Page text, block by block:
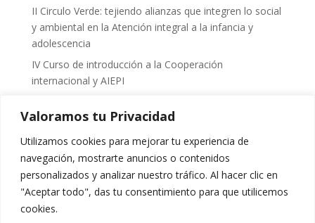
Valoramos tu Privacidad
Utilizamos cookies para mejorar tu experiencia de
navegación, mostrarte anuncios o contenidos
personalizados y analizar nuestro tráfico. Al hacer clic en
"Aceptar todo", das tu consentimiento para que utilicemos
cookies.
II Circulo Verde: tejiendo alianzas que integren lo social
y ambiental en la Atención integral a la infancia y
adolescencia
IV Curso de introducción a la Cooperación
internacional y AIEPI
regulación de bebidas energéticas y piden reforzar
también la protección frente al vapeo
III Jornadas Familia, Justicia y Trauma – “SOS Infancia y
Adolescencia: cuando los sistemas fallan”
La SEPS participa como observadora en la evaluación
de España por parte del Comité de Derechos de Niño y